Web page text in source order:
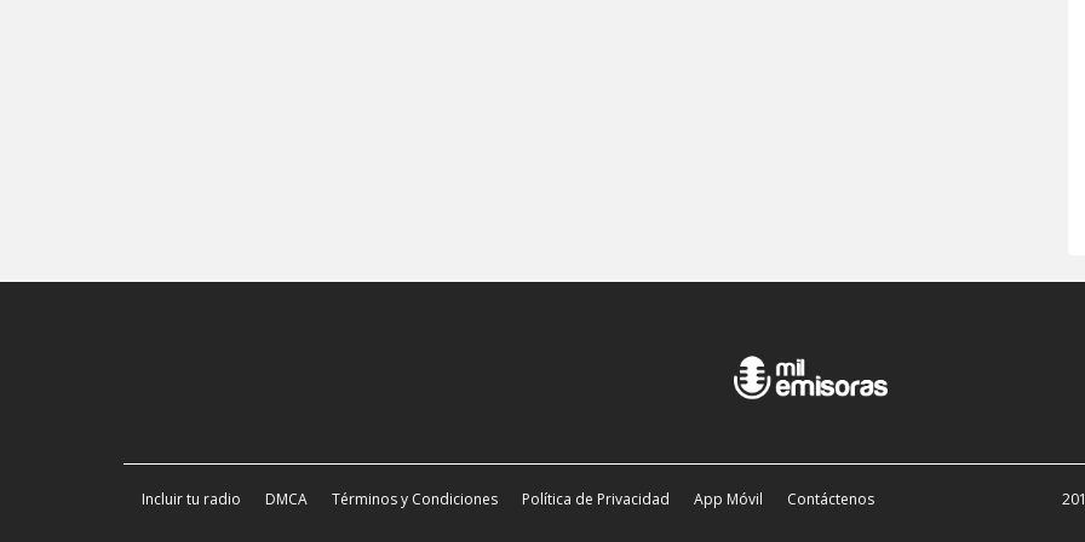
Incluir tu radio DMCA Términos y Condiciones Política de Privacidad App Móvil Contáctenos